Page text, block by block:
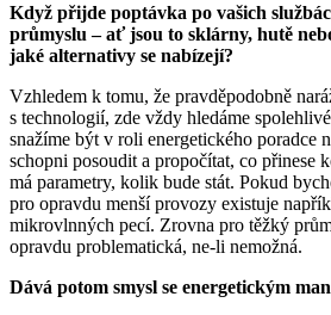
Když přijde poptávka po vašich
průmyslu – ať jsou to sklárny, hutě
jaké alternativy se nabízejí?
Vzhledem k tomu, že pravděpodobně
s technologií, zde vždy hledáme
snažíme být v roli energetického poradce
schopni posoudit a propočítat, co přinese
má parametry, kolik bude stát. Pokud
pro opravdu menší provozy existuje
mikrovlnných pecí. Zrovna pro těžký
opravdu problematická, ne-li nemožná.
Dává potom smysl se energetickým